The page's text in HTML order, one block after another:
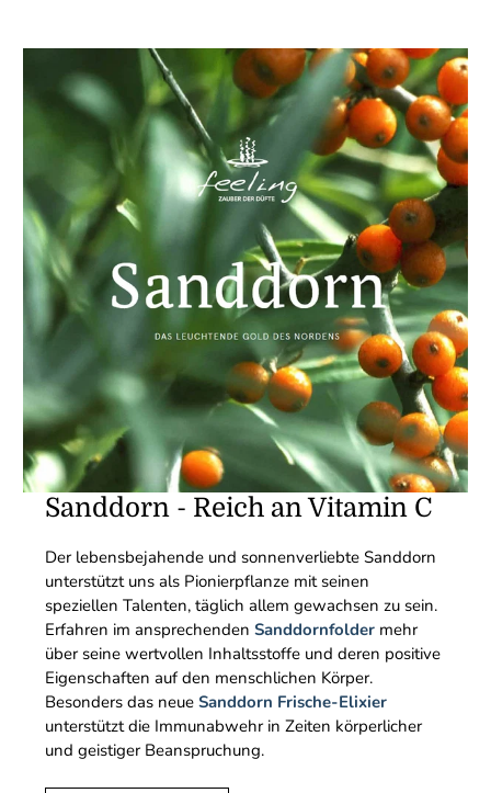
Sanddorn - Reich an Vitamin C
Der lebensbejahende und sonnenverliebte Sanddorn
unterstützt uns als Pionierpflanze mit seinen
speziellen Talenten, täglich allem gewachsen zu sein.
Erfahren im ansprechendenSanddornfolder mehr
über seine wertvollen Inhaltsstoffe und deren positive
Eigenschaften auf den menschlichen Körper.
Besonders das neueSanddorn Frische-Elixier
unterstützt die Immunabwehr in Zeiten körperlicher
und geistiger Beanspruchung.